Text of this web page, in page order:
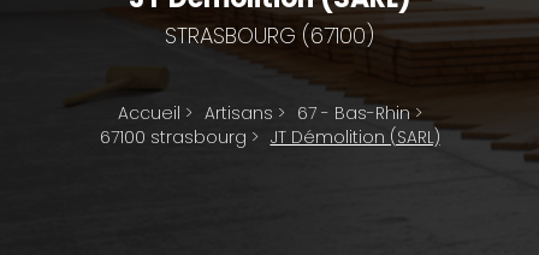
STRASBOURG (67100)
Accueil > Artisans > 67 - Bas-Rhin >
67100 strasbourg > JT Démolition (SARL)